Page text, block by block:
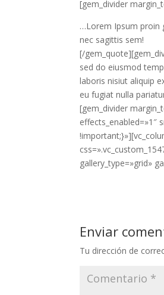
[gem_divider
…Lorem Ipsum proin
nec sagittis sem!
[/
sed do eiusmod
laboris nisiut aliquip
eu fugiat nulla
[gem_divider
effects_enabled=»1″
gallery_type=»grid»
Enviar
Tu dirección de